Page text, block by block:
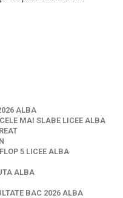
ALBA
MAI SLABE LICEE ALBA
5 LICEE ALBA
ALBA
BAC 2026 ALBA